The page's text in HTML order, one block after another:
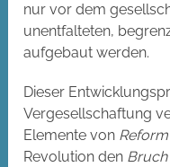
nur vor dem
unentfalteten,
aufgebaut werden.
Dieser
Vergesellschaftung
Elemente von
Revolution den Bruch